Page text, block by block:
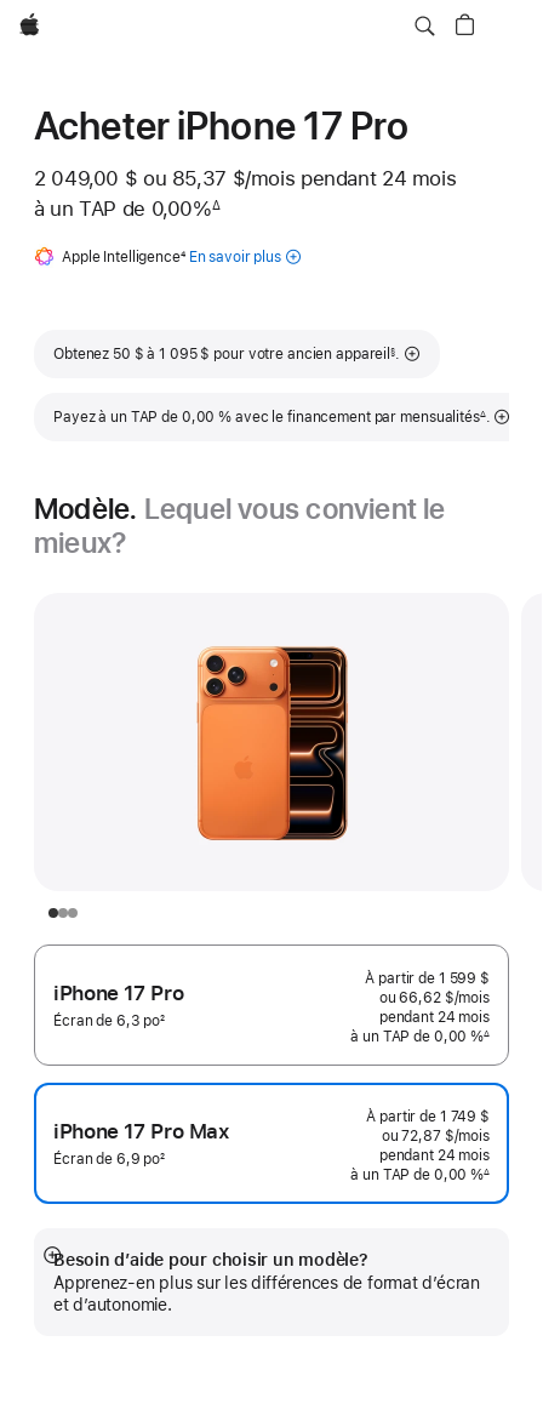
Apple
Acheter iPhone 17 Pro
2 049,00 $ ou 85,37 $/mois par mois
pendant 24 mois
à un TAP de 0,00%∆
Apple IntelligenceNote
4 En savoir plus
Obtenez 50 $ à 1 095 $ pour votre ancien appareil
Note de bas de page
§.
Payez à un TAP de 0,00 % avec le financement par mensualités
Note de bas
∆.
Modèle. Lequel vous convient le
mieux?
iPhone 17 Pro
Écran de 6,3 po2
À partir de 1 599 $
ou 66,62 $/mois
pendant 24 mois
à un TAP de 0,00 %∆
iPhone 17 Pro Max
Écran de 6,9 po
page
2
À partir de 1 749 $
ou 72,87 $/mois
pendant 24 mois
à un TAP de 0,00 %∆
Besoin d’aide pour choisir un modèle?
Apprenez-en plus sur les différences de format d’écran
et d’autonomie.
En
montrer
plus